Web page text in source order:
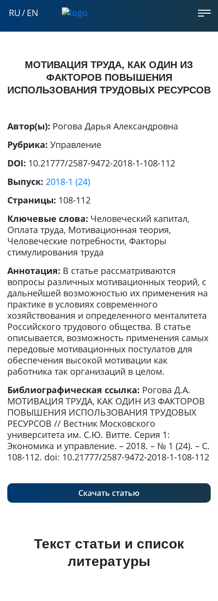
RU/EN
МОТИВАЦИЯ ТРУДА, КАК ОДИН ИЗ
ФАКТОРОВ ПОВЫШЕНИЯ
ИСПОЛЬЗОВАНИЯ ТРУДОВЫХ РЕСУРСОВ
Автор(ы): Рогова Дарья Александровна
Рубрика: Управление
DOI: 10.21777/2587-9472-2018-1-108-112
Выпуск: 2018-1 (24)
Страницы: 108-112
Ключевые слова: Человеческий капитал,
Оплата труда, Мотивационная теория,
Человеческие потребности, Факторы
стимулирования труда
Аннотация: В статье рассматриваются
вопросы различных мотивационных теорий, с
дальнейшей возможностью их применения на
практике в условиях современного
хозяйствования и определенного менталитета
Российского трудового общества. В статье
описывается, возможность применения самых
передовые мотивационных постулатов для
обеспечения высокой мотивации как
работника так организаций в целом.
Библиографическая ссылка: Рогова Д.А.
МОТИВАЦИЯ ТРУДА, КАК ОДИН ИЗ ФАКТОРОВ
ПОВЫШЕНИЯ ИСПОЛЬЗОВАНИЯ ТРУДОВЫХ
РЕСУРСОВ // Вестник Московского
университета им. С.Ю. Витте. Серия 1:
Экономика и управление. – 2018. – № 1 (24). – С.
108-112. doi: 10.21777/2587-9472-2018-1-108-112
Скачать статью
Текст статьи и список
литературы